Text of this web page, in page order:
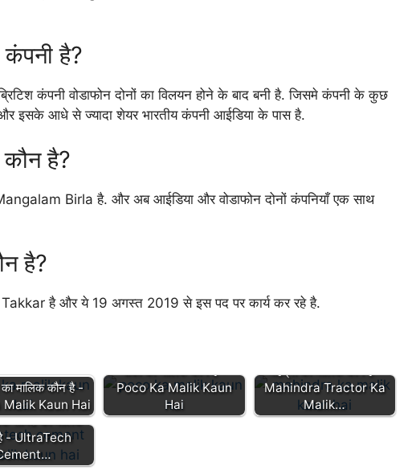
है?
कंपनी वोडाफोन दोनों का विलयन होने के बाद बनी है. जिसमे कंपनी के कुछ
इसके आधे से ज्यादा शेयर भारतीय कंपनी आईडिया के पास है.
है?
Birla है. और अब आईडिया और वोडाफोन दोनों कंपनियाँ एक साथ
है?
है और ये 19 अगस्त 2019 से इस पद पर कार्य कर रहे है.
मालिक कौन है -
Malik Kaun Hai
पोको का मालिक कौन है -
Poco Ka Malik Kaun
Hai
महिंद्रा का मालिक कौन है -
Mahindra Tractor Ka
Malik…
सीमेंट का मालिक
- UltraTech